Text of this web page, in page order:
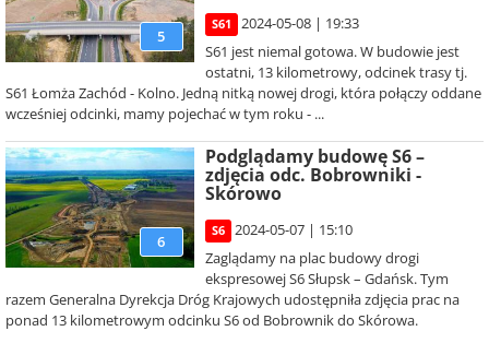
5
S61
2024-05-08 | 19:33
S61 jest niemal gotowa. W budowie jest
ostatni, 13 kilometrowy, odcinek trasy tj.
S61 Łomża Zachód - Kolno. Jedną nitką nowej drogi, która połączy oddane
wcześniej odcinki, mamy pojechać w tym roku - ...
6
Podglądamy budowę S6 –
zdjęcia odc. Bobrowniki -
Skórowo
S6
2024-05-07 | 15:10
Zaglądamy na plac budowy drogi
ekspresowej S6 Słupsk – Gdańsk. Tym
razem Generalna Dyrekcja Dróg Krajowych udostępniła zdjęcia prac na
ponad 13 kilometrowym odcinku S6 od Bobrownik do Skórowa.